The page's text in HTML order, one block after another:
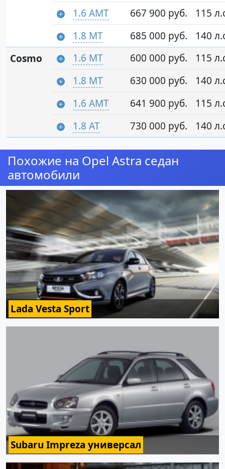
1.6 AMT 667 900 руб.
115
1.8 MT
685 000 руб.
140
Cosmo
1.6 MT 600 000 руб.
115
1.8 MT
630 000 руб.
140
1.6 AMT
641 900 руб.
115
1.8 AT
730 000 руб. 140
Похожие на Opel Astra седан
автомобили
Lada Vesta Sport
Subaru Impreza универсал